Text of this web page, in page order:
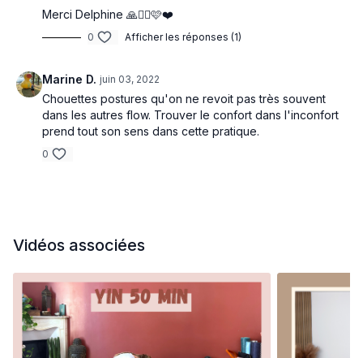
Merci Delphine 🙏🧘‍♀️🩷❤️
0 Afficher les réponses (1)
Marine D. juin 03, 2022
Chouettes postures qu'on ne revoit pas très souvent
dans les autres flow. Trouver le confort dans l'inconfort
prend tout son sens dans cette pratique.
0
Vidéos associées